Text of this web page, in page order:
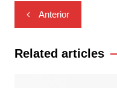
Navegación
de
entradas
Anterior
Related articles